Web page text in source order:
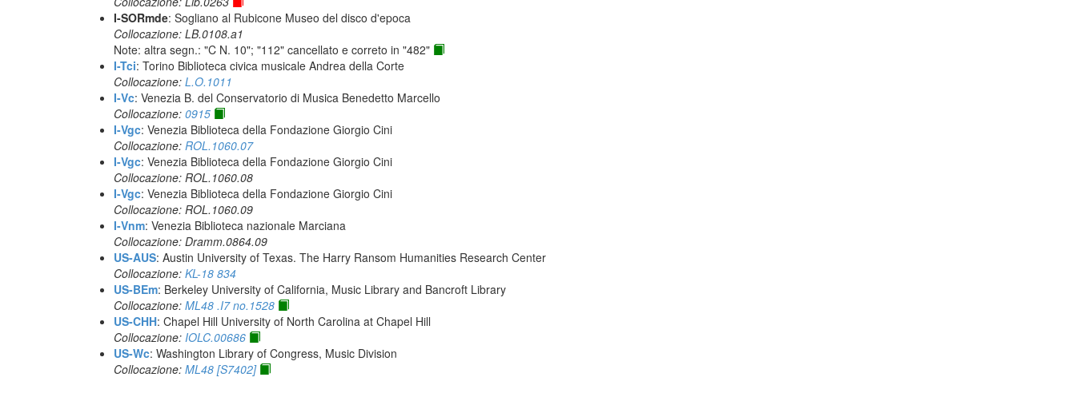
I-SORmde: Sogliano al Rubicone Museo del disco d'epoca
Collocazione: LB.0108.a1
Note: altra segn.: "C N. 10"; "112" cancellato e correto in "482"
I-Tci: Torino Biblioteca civica musicale Andrea della Corte
Collocazione: L.O.1011
I-Vc: Venezia B. del Conservatorio di Musica Benedetto Marcello
Collocazione: 0915
I-Vgc: Venezia Biblioteca della Fondazione Giorgio Cini
Collocazione: ROL.1060.07
I-Vgc: Venezia Biblioteca della Fondazione Giorgio Cini
Collocazione: ROL.1060.08
I-Vgc: Venezia Biblioteca della Fondazione Giorgio Cini
Collocazione: ROL.1060.09
I-Vnm: Venezia Biblioteca nazionale Marciana
Collocazione: Dramm.0864.09
US-AUS: Austin University of Texas. The Harry Ransom Humanities Research Center
Collocazione: KL-18 834
US-BEm: Berkeley University of California, Music Library and Bancroft Library
Collocazione: ML48 .I7 no.1528
US-CHH: Chapel Hill University of North Carolina at Chapel Hill
Collocazione: IOLC.00686
US-Wc: Washington Library of Congress, Music Division
Collocazione: ML48 [S7402]